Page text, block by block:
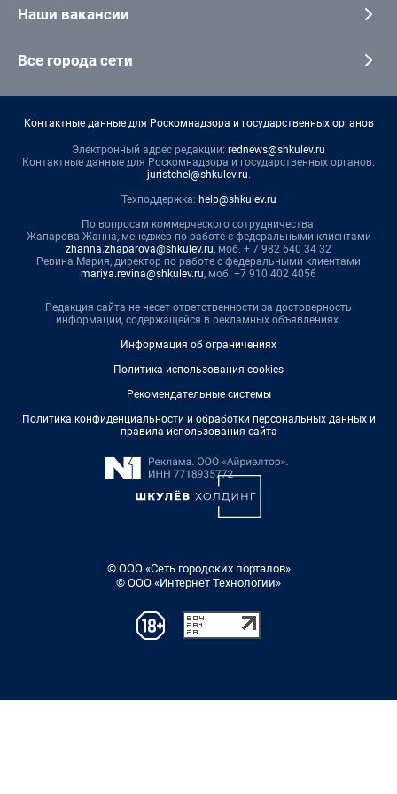
Наши вакансии
Все города сети
Контактные данные для Роскомнадзора и государственных органов
Электронный адрес редакции: rednews@shkulev.ru
Контактные данные для Роскомнадзора и государственных органов:
juristchel@shkulev.ru.
Техподдержка: help@shkulev.ru
По вопросам коммерческого сотрудничества:
Жапарова Жанна, менеджер по работе с федеральными клиентами
zhanna.zhaparova@shkulev.ru, моб. + 7 982 640 34 32
Ревина Мария, директор по работе с федеральными клиентами
mariya.revina@shkulev.ru, моб. +7 910 402 4056
Редакция сайта не несет ответственности за достоверность
информации, содержащейся в рекламных объявлениях.
Информация об ограничениях
Политика использования cookies
Рекомендательные системы
Политика конфиденциальности и обработки персональных данных и
правила использования сайта
© ООО «Сеть городских порталов»
© ООО «Интернет Технологии»